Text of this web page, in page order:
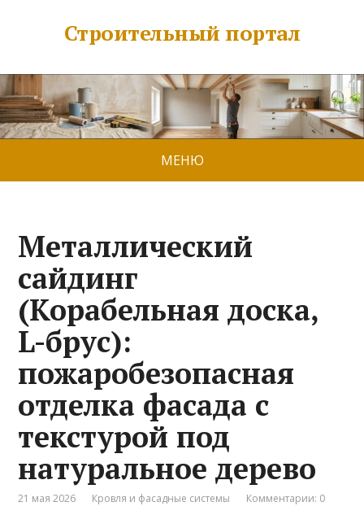
Строительный портал
МЕНЮ
Металлический
сайдинг
(Корабельная доска,
L-брус):
пожаробезопасная
отделка фасада с
текстурой под
натуральное дерево
21 мая 2026 Кровля и фасадные системы Комментарии: 0